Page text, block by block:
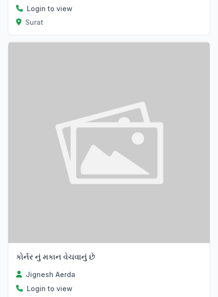
Login to view
Surat
કોર્નર નું મકાન વેચવાનું છે
Jignesh Aerda
Login to view